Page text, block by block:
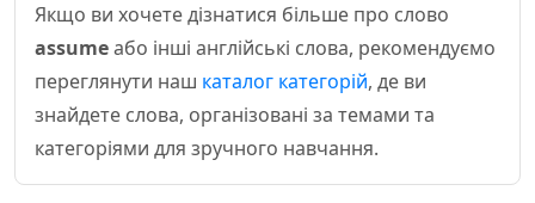
Якщо ви хочете дізнатися більше про слово
assumeабо інші англійські слова, рекомендуємо
переглянути наш каталог категорій, де ви
знайдете слова, організовані за темами та
категоріями для зручного навчання.